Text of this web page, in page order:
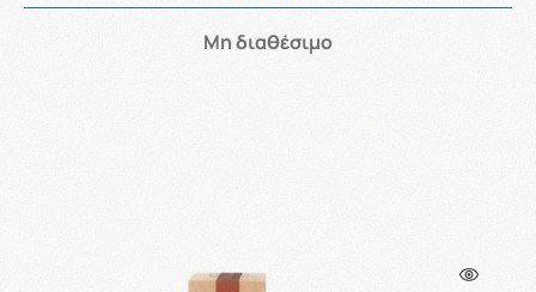
Μη διαθέσιμο